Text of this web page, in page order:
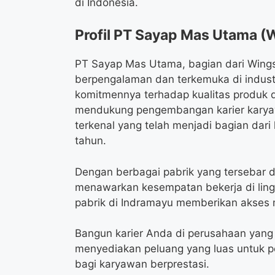
Profil PT Sayap Mas Utama
PT Sayap Mas Utama, bagian dari
berpengalaman dan terkemuka di
komitmennya terhadap kualitas produk
mendukung pengembangan karier
terkenal yang telah menjadi bagian
tahun.
Dengan berbagai pabrik yang tersebar
menawarkan kesempatan bekerja di
pabrik di Indramayu memberikan
Bangun karier Anda di perusahaan
menyediakan peluang yang luas untuk
bagi karyawan berprestasi.